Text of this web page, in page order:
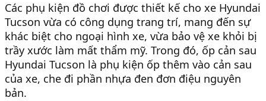
Các phụ kiện đồ chơi được thiết kế cho xe Hyundai
Tucson vừa có công dụng trang trí, mang đến sự
khác biệt cho ngoại hình xe, vừa bảo vệ xe khỏi bị
trầy xước làm mất thẩm mỹ. Trong đó, ốp cản sau
Hyundai Tucson là phụ kiện ốp thêm vào cản sau
của xe, che đi phần nhựa đen đơn điệu nguyên
bản.